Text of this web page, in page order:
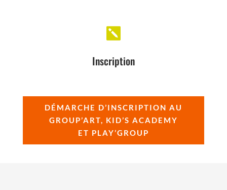

Inscription
DÉMARCHE D’INSCRIPTION AU
GROUP’ART, KID’S ACADEMY
ET PLAY’GROUP